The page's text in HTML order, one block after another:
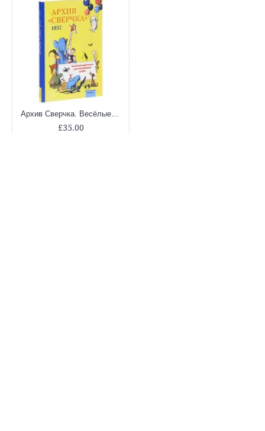
Архив Сверчка. Весёлые картинки для маленьких ребят. 1937
£35.00